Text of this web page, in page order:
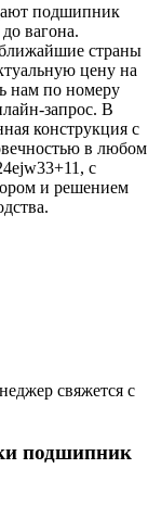
подшипник
вагона.
страны
цену на
нам по номеру
запрос. В
конструкция с
в любом
с
и решением
свяжется с
подшипник